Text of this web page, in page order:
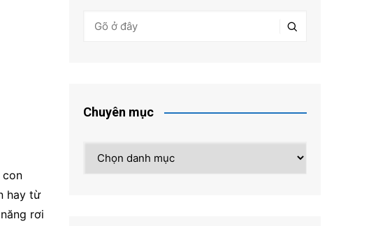
con
hay từ
rơi
Chuyên mục
mục